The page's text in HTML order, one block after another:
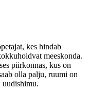
kes hindab
meeskonda.
piirkonnas, kus on
olla palju, ruumi on
uudishimu.